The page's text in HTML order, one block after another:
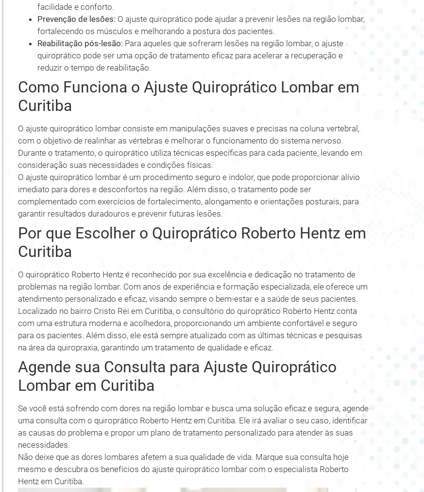
facilidade e conforto.
Prevenção de lesões: O ajuste quiroprático pode ajudar a prevenir lesões na região lombar,
fortalecendo os músculos e melhorando a postura dos pacientes.
Reabilitação pós-lesão: Para aqueles que sofreram lesões na região lombar, o ajuste
quiroprático pode ser uma opção de tratamento eficaz para acelerar a recuperação e
reduzir o tempo de reabilitação.
Como Funciona o Ajuste Quiroprático Lombar em
Curitiba
O ajuste quiroprático lombar consiste em manipulações suaves e precisas na coluna vertebral,
com o objetivo de realinhar as vértebras e melhorar o funcionamento do sistema nervoso.
Durante o tratamento, o quiroprático utiliza técnicas específicas para cada paciente, levando em
consideração suas necessidades e condições físicas.
O ajuste quiroprático lombar é um procedimento seguro e indolor, que pode proporcionar alívio
imediato para dores e desconfortos na região. Além disso, o tratamento pode ser
complementado com exercícios de fortalecimento, alongamento e orientações posturais, para
garantir resultados duradouros e prevenir futuras lesões.
Por que Escolher o Quiroprático Roberto Hentz em
Curitiba
O quiroprático Roberto Hentz é reconhecido por sua excelência e dedicação no tratamento de
problemas na região lombar. Com anos de experiência e formação especializada, ele oferece um
atendimento personalizado e eficaz, visando sempre o bem-estar e a saúde de seus pacientes.
Localizado no bairro Cristo Rei em Curitiba, o consultório do quiroprático Roberto Hentz conta
com uma estrutura moderna e acolhedora, proporcionando um ambiente confortável e seguro
para os pacientes. Além disso, ele está sempre atualizado com as últimas técnicas e pesquisas
na área da quiropraxia, garantindo um tratamento de qualidade e eficaz.
Agende sua Consulta para Ajuste Quiroprático
Lombar em Curitiba
Se você está sofrendo com dores na região lombar e busca uma solução eficaz e segura, agende
uma consulta com o quiroprático Roberto Hentz em Curitiba. Ele irá avaliar o seu caso, identificar
as causas do problema e propor um plano de tratamento personalizado para atender às suas
necessidades.
Não deixe que as dores lombares afetem a sua qualidade de vida. Marque sua consulta hoje
mesmo e descubra os benefícios do ajuste quiroprático lombar com o especialista Roberto
Hentz em Curitiba.